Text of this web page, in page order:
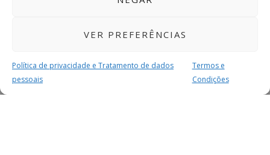
VER PREFERÊNCIAS
Política de privacidade e Tratamento de dados
pessoais
Termos e
Condições